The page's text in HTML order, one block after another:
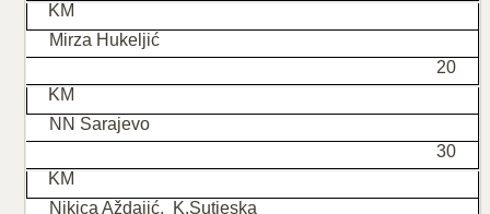
KM
Mirza Hukeljić
20
KM
NN Sarajevo
30
KM
Nikica Aždajić, K.Sutjeska